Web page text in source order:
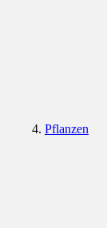
Pflanzen